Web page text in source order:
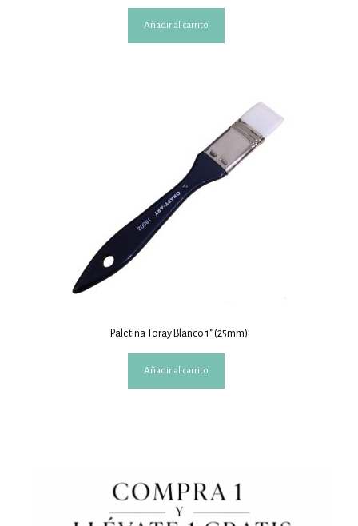
Añadir al carrito
Paletina Toray Blanco 1″ (25mm)
Añadir al carrito